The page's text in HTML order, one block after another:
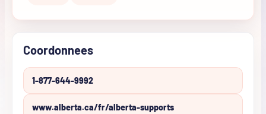
Coordonnees
1-877-644-9992
www.alberta.ca/fr/alberta-supports